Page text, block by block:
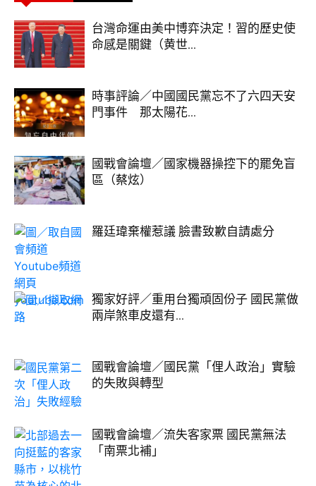
台灣命運由美中博弈決定！習的歷史使
命感是關鍵（黄世...
時事評論／中國國民黨忘不了六四天安
門事件 那太陽花...
國戰會論壇／國家機器操控下的罷免盲
區（蔡炫）
羅廷瑋棄權惹議 臉書致歉自請處分
獨家好評／重用台獨頑固份子 國民黨做
兩岸煞車皮還有...
國戰會論壇／國民黨「俚人政治」實驗
的失敗與轉型
國戰會論壇／流失客家票 國民黨無法
「南票北補」